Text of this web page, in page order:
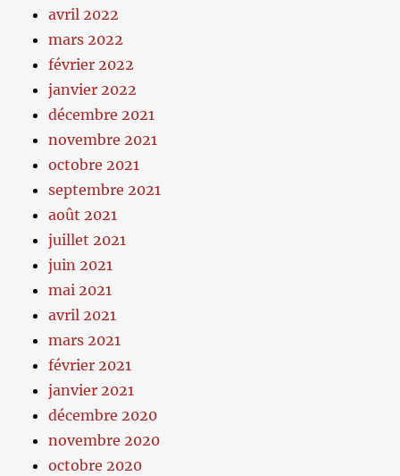
avril 2022
mars 2022
février 2022
janvier 2022
décembre 2021
novembre 2021
octobre 2021
septembre 2021
août 2021
juillet 2021
juin 2021
mai 2021
avril 2021
mars 2021
février 2021
janvier 2021
décembre 2020
novembre 2020
octobre 2020